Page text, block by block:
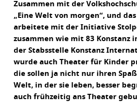
Zusammen mit der
„Eine Welt von morgen“, und
arbeitete mit der Initiative
zusammen wie mit 83 Konstanz
der Stabsstelle Konstanz
wurde auch Theater für Kinder
die sollen ja nicht nur ihren
Welt, in der sie leben, besser
auch frühzeitig ans Theater